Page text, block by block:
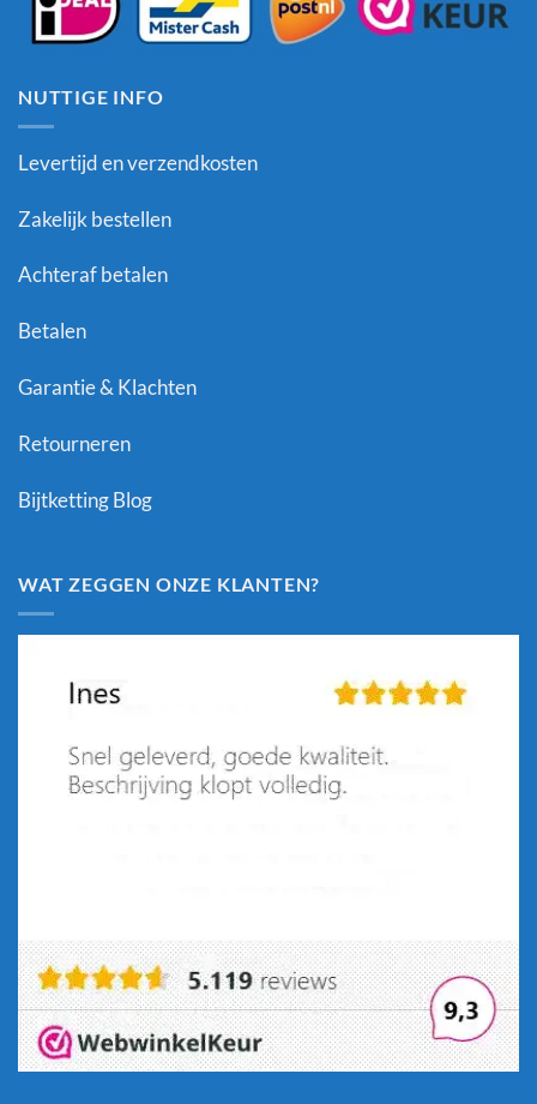
NUTTIGE INFO
Levertijd en verzendkosten
Zakelijk bestellen
Achteraf betalen
Betalen
Garantie & Klachten
Retourneren
Bijtketting Blog
WAT ZEGGEN ONZE KLANTEN?